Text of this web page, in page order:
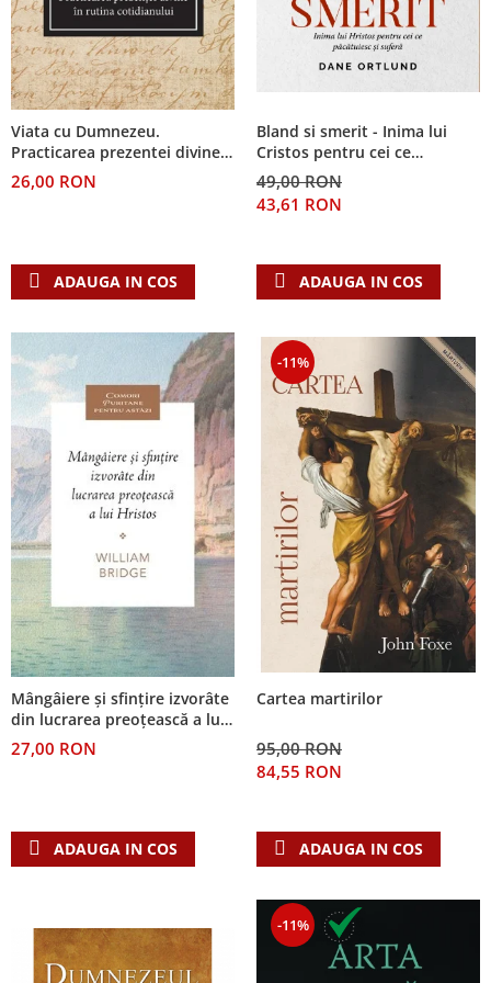
Viata cu Dumnezeu.
Practicarea prezentei divine
in rutina cotidianului
26,00 RON
ADAUGA IN COS
Bland si smerit - Inima lui
Cristos pentru cei ce
pacatuiesc si sufera
49,00 RON
43,61 RON
ADAUGA IN COS
Mângâiere și sfințire izvorâte
din lucrarea preoțească a lui
Hristos
27,00 RON
ADAUGA IN COS
-11%
Cartea martirilor
95,00 RON
84,55 RON
ADAUGA IN COS
-11%